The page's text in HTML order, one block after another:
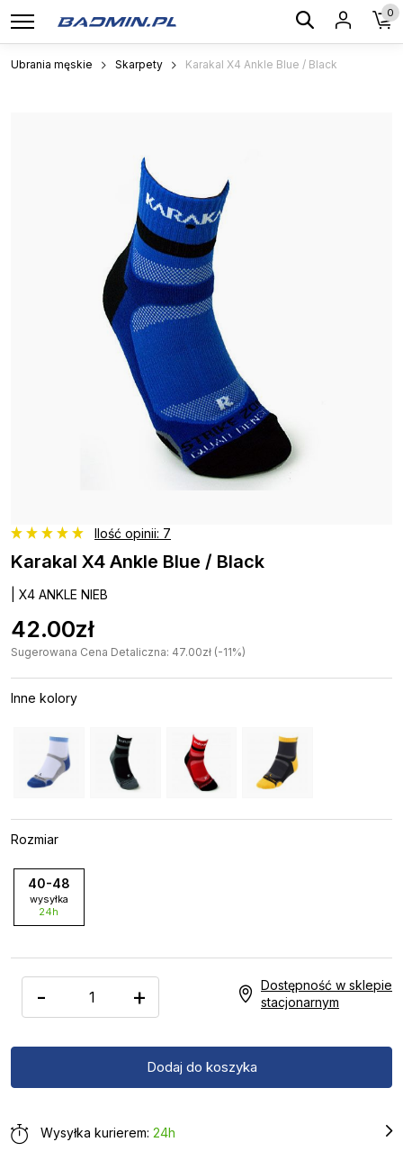
0
Ubrania męskie Skarpety Karakal X4 Ankle Blue / Black
Ilość opinii: 7
Karakal X4 Ankle Blue / Black
| X4 ANKLE NIEB
42.00zł
Sugerowana Cena Detaliczna: 47.00zł (-11%)
Inne kolory
Rozmiar
40-48
wysyłka
24h
- +
Dostępność w sklepie
stacjonarnym
Wysyłka kurierem: 24h